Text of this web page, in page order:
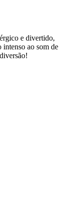
e divertido,
intenso ao som de